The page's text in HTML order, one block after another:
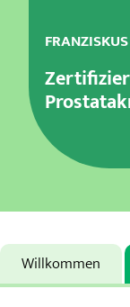
Pflege
Über uns
Karriere
Aktuelles
Veranstaltungen
Willkommen